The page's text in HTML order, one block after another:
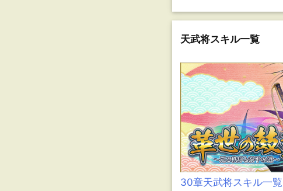
天武将スキル一覧
30章天武将スキル一覧